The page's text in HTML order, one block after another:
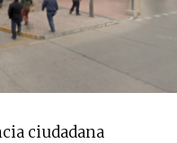
ciudadana